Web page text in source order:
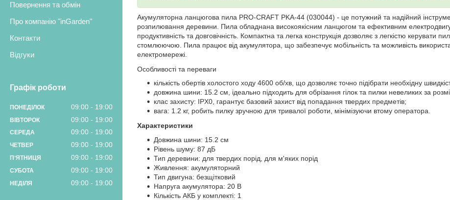
Повернення та обмін
Про компанію "inGarden"
Контакти
Відгуки
Графік роботи
ПОНЕДІЛОК 09:00 19:00
ВІВТОРОК 09:00 19:00
СЕРЕДА 09:00 19:00
ЧЕТВЕР 09:00 19:00
ПʼЯТНИЦЯ 09:00 19:00
СУБОТА 09:00 19:00
НЕДІЛЯ 09:00 19:00
Акумуляторна ланцюгова пила PRO-CRAFT PKA-44 (030044) - це потужний та надійний
розпилювання деревини. Пила обладнана високоякісним ланцюгом та ефективним
продуктивність та довговічність. Компактна та легка конструкція дозволяє з легкістю керувати
стомлюючою. Пила працює від акумулятора, що забезпечує мобільність та можливість
електромережі.
Особливості та переваги
кількість обертів холостого ходу 4600 об/хв, що дозволяє точно підібрати необхідну
довжина шини: 15.2 см, ідеально підходить для обрізання гілок та пилки невеликих за
клас захисту: IPX0, гарантує базовий захист від попадання твердих предметів;
вага: 1.2 кг, робить пилку зручною для тривалої роботи, мінімізуючи втому оператора.
Характеристики
Довжина шини: 15.2 см
Рівень шуму: 87 дБ
Тип деревини: для твердих порід, для м'яких порід
Живлення: акумуляторний
Тип двигуна: безщітковий
Напруга акумулятора: 20 В
Кількість АКБ у комплекті: 1